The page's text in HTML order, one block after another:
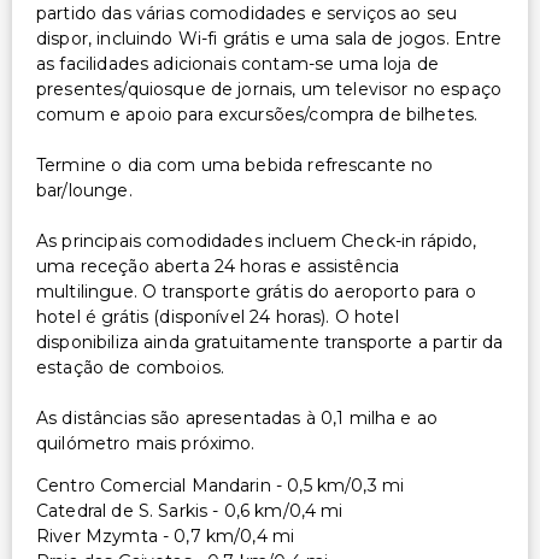
partido das várias comodidades e serviços ao seu
dispor, incluindo Wi-fi grátis e uma sala de jogos. Entre
as facilidades adicionais contam-se uma loja de
presentes/quiosque de jornais, um televisor no espaço
comum e apoio para excursões/compra de bilhetes.
Termine o dia com uma bebida refrescante no
bar/lounge.
As principais comodidades incluem Check-in rápido,
uma receção aberta 24 horas e assistência
multilingue. O transporte grátis do aeroporto para o
hotel é grátis (disponível 24 horas). O hotel
disponibiliza ainda gratuitamente transporte a partir da
estação de comboios.
As distâncias são apresentadas à 0,1 milha e ao
quilómetro mais próximo.
Centro Comercial Mandarin - 0,5 km/0,3 mi
Catedral de S. Sarkis - 0,6 km/0,4 mi
River Mzymta - 0,7 km/0,4 mi